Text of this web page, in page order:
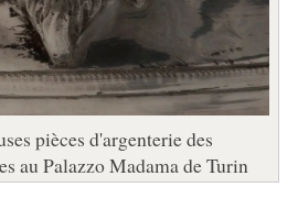
pièces d'argenterie des
au Palazzo Madama de Turin